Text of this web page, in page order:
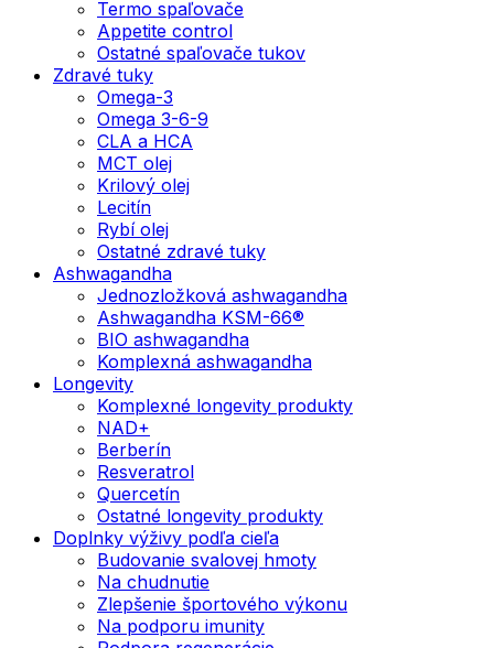
Termo spaľovače
Appetite control
Ostatné spaľovače tukov
Zdravé tuky
Omega-3
Omega 3-6-9
CLA a HCA
MCT olej
Krilový olej
Lecitín
Rybí olej
Ostatné zdravé tuky
Ashwagandha
Jednozložková ashwagandha
Ashwagandha KSM-66®
BIO ashwagandha
Komplexná ashwagandha
Longevity
Komplexné longevity produkty
NAD+
Berberín
Resveratrol
Quercetín
Ostatné longevity produkty
Doplnky výživy podľa cieľa
Budovanie svalovej hmoty
Na chudnutie
Zlepšenie športového výkonu
Na podporu imunity